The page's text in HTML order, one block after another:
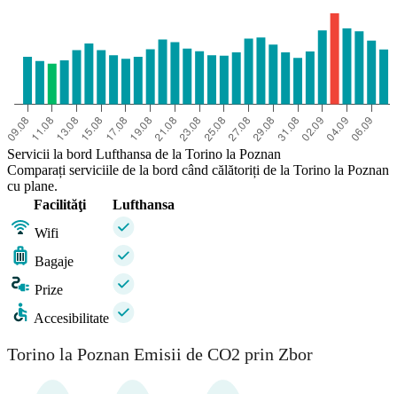
Servicii la bord Lufthansa de la Torino la Poznan
Comparați serviciile de la bord când călătoriți de la Torino la Poznan
cu plane.
Facilităţi
Lufthansa
Wifi
Bagaje
Prize
Accesibilitate
Torino la Poznan Emisii de CO2 prin Zbor